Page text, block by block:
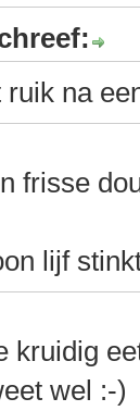
ruik na
frisse
lijf
kruidig
wel :-)